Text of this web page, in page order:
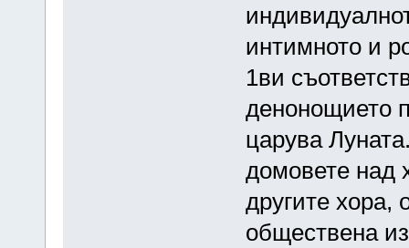
интимното и
1ви
денонощието
царува
домовете над
другите хора,
обществена